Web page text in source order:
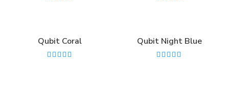
Qubit Coral Qubit Night Blue